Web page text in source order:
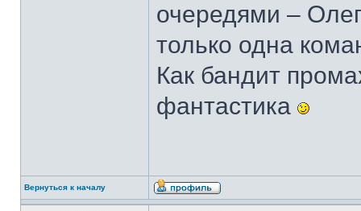
очередями –
только одна
Как бандит
фантастика
Вернуться к началу